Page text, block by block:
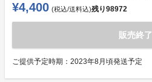
¥4,400 (税込/送料込)残り98972
販売終了
ご提供予定時期： 2023年8月頃発送予定